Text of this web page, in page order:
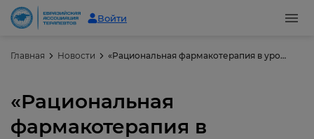
Войти
Главная Новости «Рациональная фармакотерапия в урологии – 2020»
«Рациональная
фармакотерапия в